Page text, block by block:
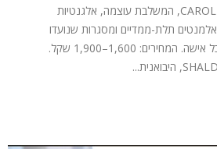
הצרפתייה CAROLIN ABRAM, המשלבת עוצמה, אלגנטיות
אלמנטים תלת-ממדיים ומסגרות שנועדו
להדגיש את הייחוד של כל אישה. המחירים: 1,600–1,900 שקל.